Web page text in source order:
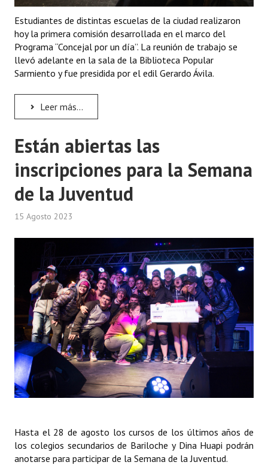
INSTITUCIONAL
Antiguos Pobladores
Noticias Destacadas
Datos Históricos
Mujeres que Dejaron Huellas - Registro
Banca del Vecino - Registro
Huéspedes de Honor - Registro
Antiguos Pobladores - Registro
Reconocimientos - Registro
Bariloche, Municipio intercultural
Entrega de distinciones
Estudiantes de distintas escuelas de la ciudad realizaron
hoy la primera comisión desarrollada en el marco del
Programa “Concejal por un día”. La reunión de trabajo se
llevó adelante en la sala de la Biblioteca Popular
Sarmiento y fue presidida por el edil Gerardo Ávila.
Leer más...
Están abiertas las
inscripciones para la Semana
de la Juventud
15 Agosto 2023
Hasta el 28 de agosto los cursos de los últimos años de
los colegios secundarios de Bariloche y Dina Huapi podrán
anotarse para participar de la Semana de la Juventud.